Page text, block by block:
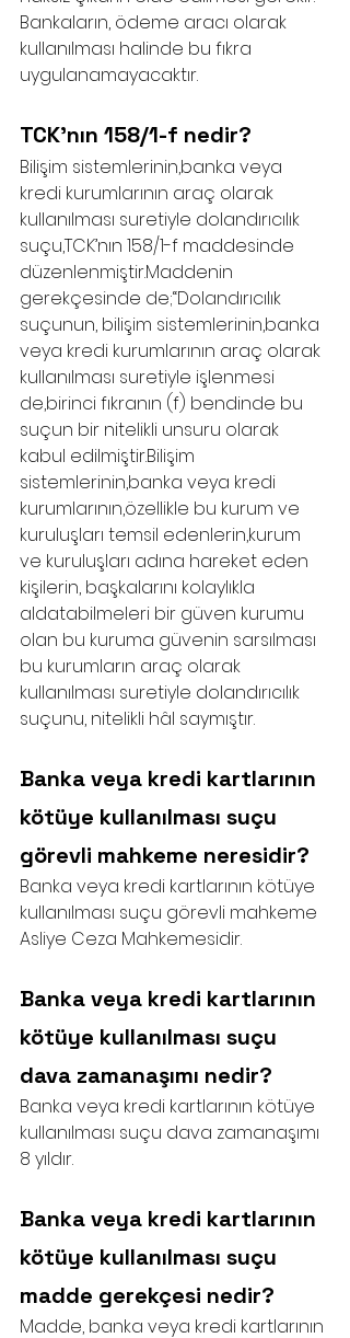
Bankaların, ödeme aracı olarak
kullanılması halinde bu fıkra
uygulanamayacaktır.
TCK’nın 158/1-f nedir?
Bilişim sistemlerinin,banka veya
kredi kurumlarının araç olarak
kullanılması suretiyle dolandırıcılık
suçu,TCK’nın 158/1-f maddesinde
düzenlenmiştir.Maddenin
gerekçesinde de;“Dolandırıcılık
suçunun, bilişim sistemlerinin,banka
veya kredi kurumlarının araç olarak
kullanılması suretiyle işlenmesi
de,birinci fıkranın (f) bendinde bu
suçun bir nitelikli unsuru olarak
kabul edilmiştir.Bilişim
sistemlerinin,banka veya kredi
kurumlarının,özellikle bu kurum ve
kuruluşları temsil edenlerin,kurum
ve kuruluşları adına hareket eden
kişilerin, başkalarını kolaylıkla
aldatabilmeleri bir güven kurumu
olan bu kuruma güvenin sarsılması
bu kurumların araç olarak
kullanılması suretiyle dolandırıcılık
suçunu, nitelikli hâl saymıştır.
Banka veya kredi kartlarının
kötüye kullanılması suçu
görevli mahkeme neresidir?
Banka veya kredi kartlarının kötüye
kullanılması suçu görevli mahkeme
Asliye Ceza Mahkemesidir.
Banka veya kredi kartlarının
kötüye kullanılması suçu
dava zamanaşımı nedir?
Banka veya kredi kartlarının kötüye
kullanılması suçu dava zamanaşımı
8 yıldır.
Banka veya kredi kartlarının
kötüye kullanılması suçu
madde gerekçesi nedir?
Madde, banka veya kredi kartlarının